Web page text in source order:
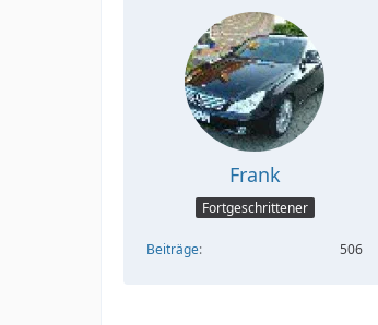
Frank
Fortgeschrittener
Beiträge 506